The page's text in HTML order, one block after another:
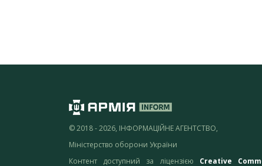
© 2018 - 2026, ІНФОРМАЦІЙНЕ АГЕНТСТВО,
Міністерство оборони України
Контент доступний за ліцензією Creative